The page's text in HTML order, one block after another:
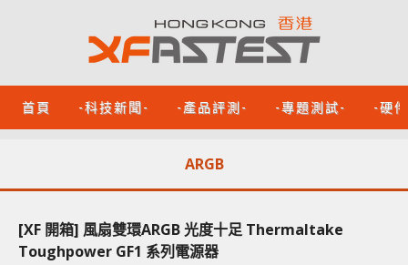
首頁 -科技新聞- -產品評測- -專題測試- -硬
ARGB
[XF 開箱] 風扇雙環ARGB 光度十足 Thermaltake
Toughpower GF1 系列電源器